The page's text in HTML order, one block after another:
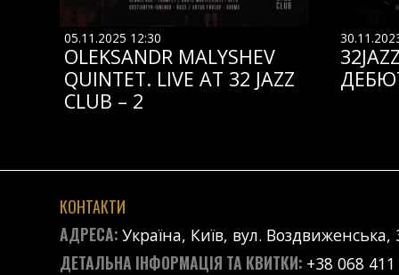
05.11.2025 12:30
OLEKSANDR MALYSHEV
QUINTET. LIVE AT 32 JAZZ
CLUB – 2
КОНТАКТИ
АДРЕСА:Україна, Київ, вул. Воздвиженська,
ДЕТАЛЬНА ІНФОРМАЦІЯ ТА КВИТКИ: +38 068